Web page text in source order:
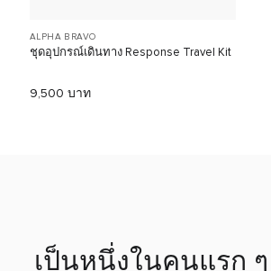
ALPHA BRAVO
ชุดอุปกรณ์เดินทาง Response Travel Kit
9,500 บาท
เป็นหนึ่งในคนแรก